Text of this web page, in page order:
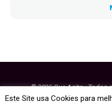
© 2026 Que Agito - Todos
Este Site usa Cookies para